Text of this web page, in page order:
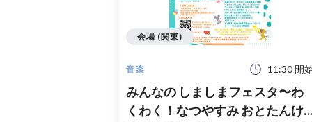
音楽 11:30 開
みんなの しましまフェスタ〜わ
くわく！なつやすみ おとたんけ
会場 (関東)